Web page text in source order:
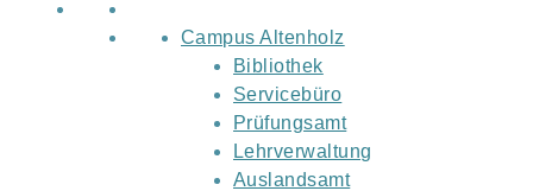
Campus Altenholz
Bibliothek
Servicebüro
Prüfungsamt
Lehrverwaltung
Auslandsamt